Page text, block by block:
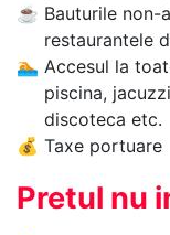
☕ Bauturile non-
restaurantele
🏊‍ Accesul la
piscina,
discoteca etc.
💰 Taxe portuare
Pretul nu